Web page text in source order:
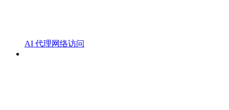
AI 代理网络访问